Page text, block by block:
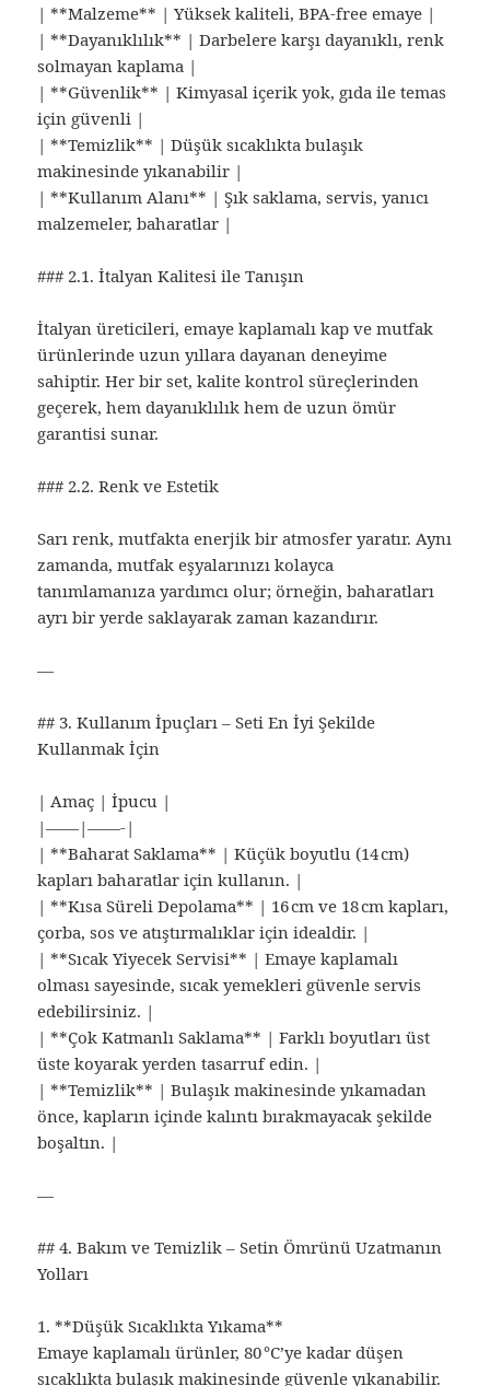
| **Malzeme** | Yüksek kaliteli, BPA‑free emaye |
| **Dayanıklılık** | Darbelere karşı dayanıklı, renk
solmayan kaplama |
| **Güvenlik** | Kimyasal içerik yok, gıda ile temas
için güvenli |
| **Temizlik** | Düşük sıcaklıkta bulaşık
makinesinde yıkanabilir |
| **Kullanım Alanı** | Şık saklama, servis, yanıcı
malzemeler, baharatlar |
### 2.1. İtalyan Kalitesi ile Tanışın
İtalyan üreticileri, emaye kaplamalı kap ve mutfak
ürünlerinde uzun yıllara dayanan deneyime
sahiptir. Her bir set, kalite kontrol süreçlerinden
geçerek, hem dayanıklılık hem de uzun ömür
garantisi sunar.
### 2.2. Renk ve Estetik
Sarı renk, mutfakta enerjik bir atmosfer yaratır. Aynı
zamanda, mutfak eşyalarınızı kolayca
tanımlamanıza yardımcı olur; örneğin, baharatları
ayrı bir yerde saklayarak zaman kazandırır.
—
## 3. Kullanım İpuçları – Seti En İyi Şekilde
Kullanmak İçin
| Amaç | İpucu |
|——|——-|
| **Baharat Saklama** | Küçük boyutlu (14 cm)
kapları baharatlar için kullanın. |
| **Kısa Süreli Depolama** | 16 cm ve 18 cm kapları,
çorba, sos ve atıştırmalıklar için idealdir. |
| **Sıcak Yiyecek Servisi** | Emaye kaplamalı
olması sayesinde, sıcak yemekleri güvenle servis
edebilirsiniz. |
| **Çok Katmanlı Saklama** | Farklı boyutları üst
üste koyarak yerden tasarruf edin. |
| **Temizlik** | Bulaşık makinesinde yıkamadan
önce, kapların içinde kalıntı bırakmayacak şekilde
boşaltın. |
—
## 4. Bakım ve Temizlik – Setin Ömrünü Uzatmanın
Yolları
1. **Düşük Sıcaklıkta Yıkama**
Emaye kaplamalı ürünler, 80 °C’ye kadar düşen
sıcaklıkta bulaşık makinesinde güvenle yıkanabilir.